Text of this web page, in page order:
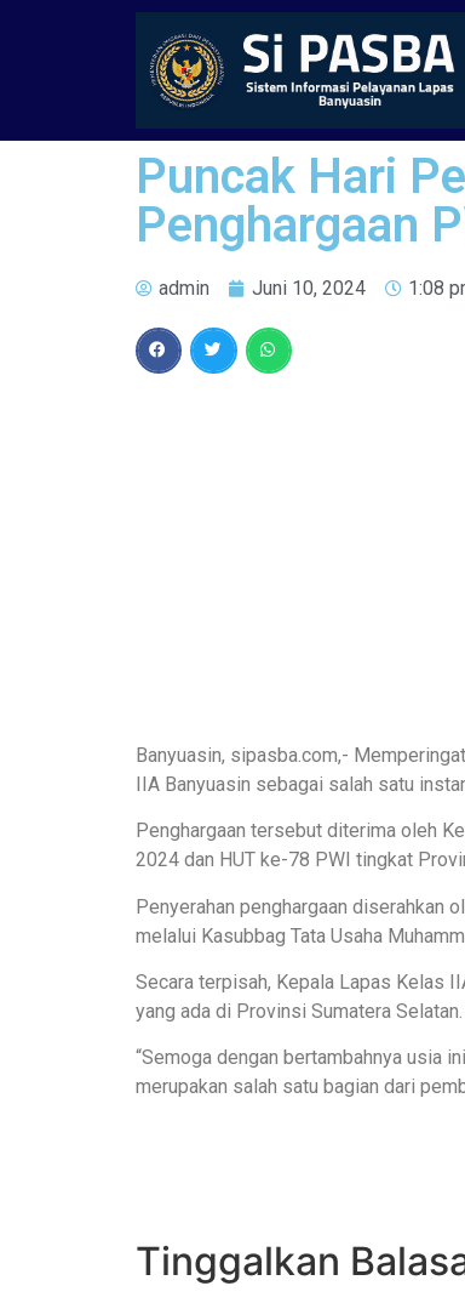
Puncak Hari
Penghargaan
admin Juni 10, 2024 1:08
Banyuasin, sipasba.com,-
IIA Banyuasin sebagai salah satu
Penghargaan tersebut diterima oleh
2024 dan HUT ke-78 PWI tingkat
Penyerahan penghargaan diserahkan
melalui Kasubbag Tata Usaha
Secara terpisah, Kepala Lapas Kelas
yang ada di Provinsi Sumatera Selatan.
“Semoga dengan bertambahnya usia
merupakan salah satu bagian dari
Tinggalkan